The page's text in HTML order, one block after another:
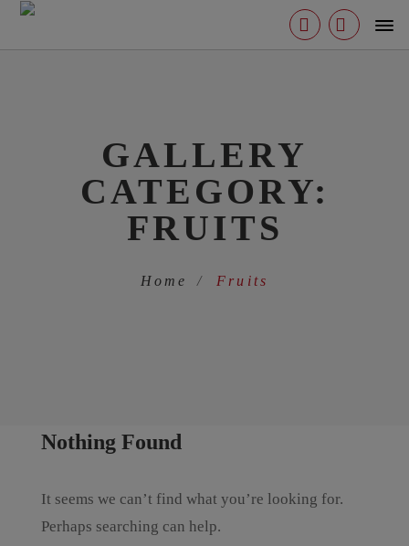
GALLERY
CATEGORY:
FRUITS
Home Fruits
Nothing Found
It seems we can’t find what you’re looking for.
Perhaps searching can help.